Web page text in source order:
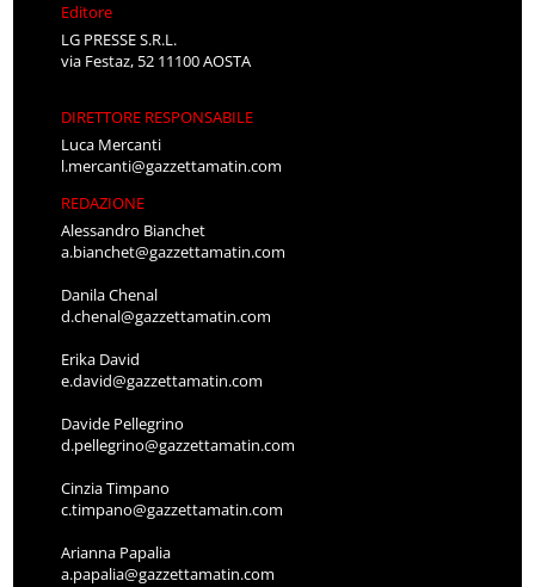
Editore
LG PRESSE S.R.L.
via Festaz, 52 11100 AOSTA
DIRETTORE RESPONSABILE
Luca Mercanti
l.mercanti@gazzettamatin.com
REDAZIONE
Alessandro Bianchet
a.bianchet@gazzettamatin.com
Danila Chenal
d.chenal@gazzettamatin.com
Erika David
e.david@gazzettamatin.com
Davide Pellegrino
d.pellegrino@gazzettamatin.com
Cinzia Timpano
c.timpano@gazzettamatin.com
Arianna Papalia
a.papalia@gazzettamatin.com